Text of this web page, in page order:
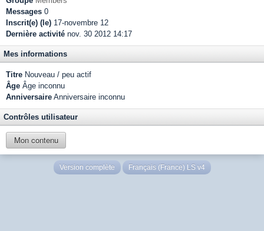
Messages 0
Inscrit(e) (le) 17-novembre 12
Dernière activité nov. 30 2012 14:17
Mes informations
Titre Nouveau / peu actif
Âge Âge inconnu
Anniversaire Anniversaire inconnu
Contrôles utilisateur
Mon contenu
Version complète Français (France) LS v4